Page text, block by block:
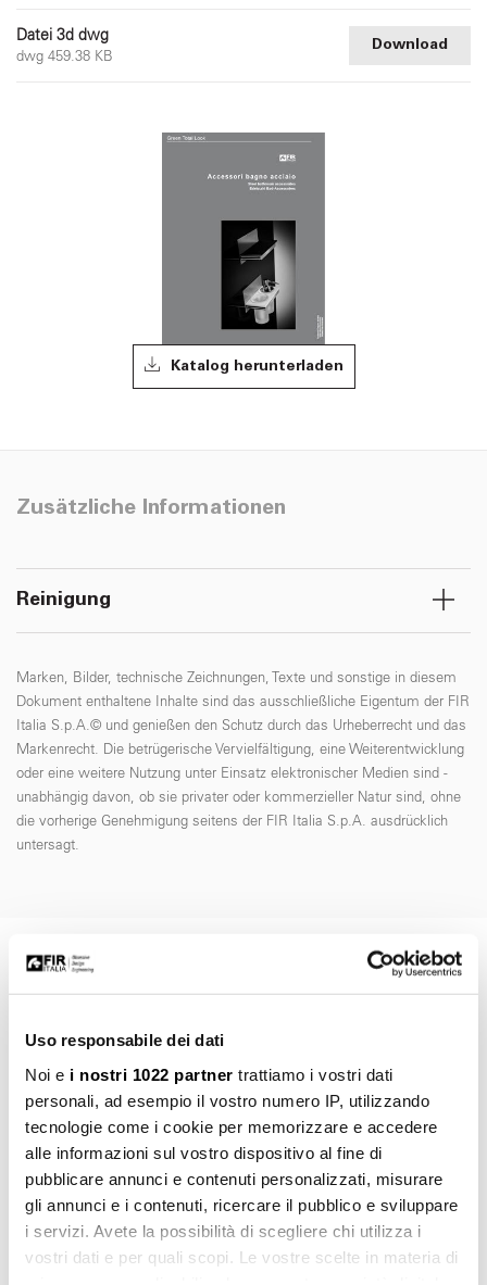
Uso responsabile dei dati
Noi e i nostri 1022 partner trattiamo i vostri dati
personali, ad esempio il vostro numero IP, utilizzando
tecnologie come i cookie per memorizzare e accedere
alle informazioni sul vostro dispositivo al fine di
pubblicare annunci e contenuti personalizzati, misurare
gli annunci e i contenuti, ricercare il pubblico e sviluppare
i servizi. Avete la possibilità di scegliere chi utilizza i
vostri dati e per quali scopi. Le vostre scelte in materia di
Datei 3d dwg
dwg 459.38 KB
Download
Katalog herunterladen
Zusätzliche Informationen
Reinigung
Marken, Bilder, technische Zeichnungen, Texte und sonstige in diesem
Dokument enthaltene Inhalte sind das ausschließliche Eigentum der FIR
Italia S.p.A.© und genießen den Schutz durch das Urheberrecht und das
Markenrecht. Die betrügerische Vervielfältigung, eine Weiterentwicklung
oder eine weitere Nutzung unter Einsatz elektronischer Medien sind -
unabhängig davon, ob sie privater oder kommerzieller Natur sind, ohne
die vorherige Genehmigung seitens der FIR Italia S.p.A. ausdrücklich
untersagt.
ART. AB.IQ06.C
VORNAME *
NACHNAME *